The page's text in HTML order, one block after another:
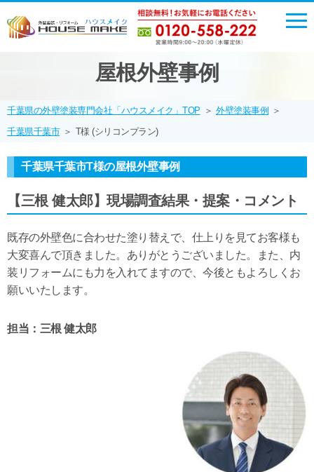
屋根外壁事例
千葉県の外壁塗装専門会社「ハウスメイク」TOP ＞ 外壁塗装事例
＞
千葉県千葉市 ＞ T様 (シリコンプラン)
千葉県千葉市T様の屋根外壁事例
【三根 健太郎】現場調査結果・提案・コメント
既存の外壁色に合わせた塗り替えで、仕上りを見てお客様も
大変喜んで頂きました。ありがとうございました。また、内
装リフォームにも力を入れてますので、今後ともよろしくお
願いいたします。
担当：三根 健太郎